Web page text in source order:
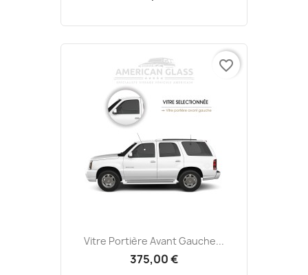
Vitre Portière Avant Gauche...
375,00 €
favorite_border